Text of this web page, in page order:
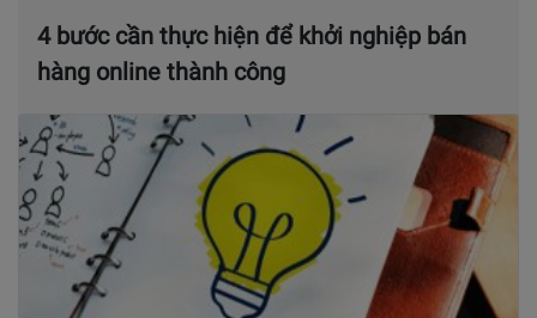
4 bước cần thực hiện để khởi nghiệp bán
hàng online thành công